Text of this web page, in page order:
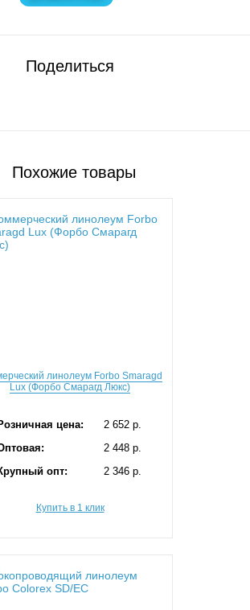
Поделиться
Похожие товары
линолеум Forbo Smaragd
Lux (Форбо Смарагд Люкс)
цена:
2 652 p.
2 448 p.
опт:
2 346 p.
Купить в 1 клик